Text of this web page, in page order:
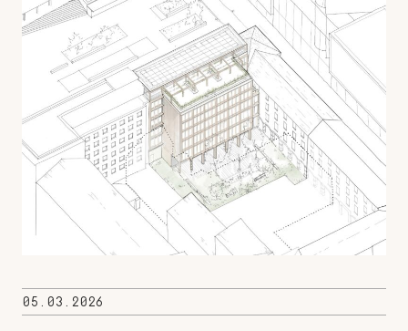
05.03.2026